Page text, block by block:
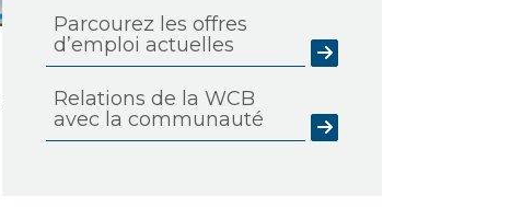
Parcourez les offres
d’emploi actuelles
Relations de la WCB
avec la communauté